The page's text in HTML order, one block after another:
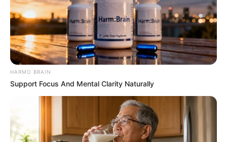
HARMO BRAIN
Support Focus And Mental Clarity Naturally